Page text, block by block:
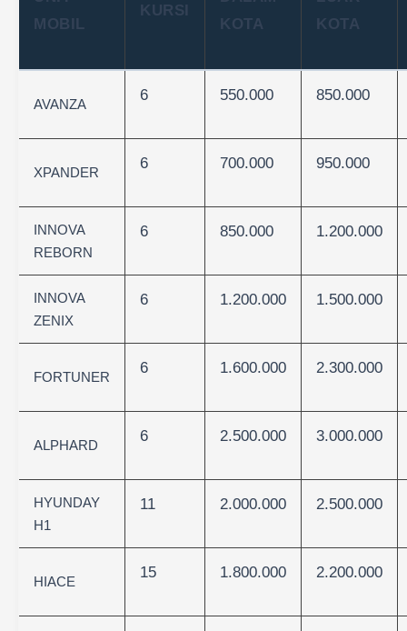
MOBIL
KURSI
KOTA
KOTA
AVANZA
6 550.000 850.000
XPANDER
6 700.000 950.000
INNOVA
REBORN
6 850.000 1.200.000
INNOVA
ZENIX
6 1.200.000 1.500.000
FORTUNER
6 1.600.000 2.300.000
ALPHARD
6 2.500.000 3.000.000
HYUNDAY
H1
11 2.000.000 2.500.000
HIACE
15 1.800.000 2.200.000